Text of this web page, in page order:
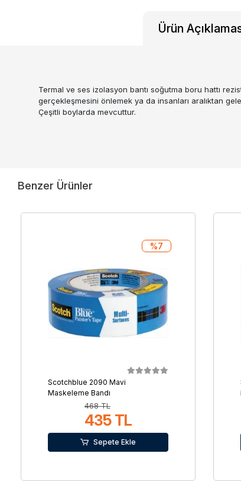
Ürün
Termal ve ses izolasyon bantı soğutma boru hattı
gerçekleşmesini önlemek ya da insanları aralıktan
Çeşitli boylarda mevcuttur.
Benzer Ürünler
Scotchblue 2090 Mavi
Maskeleme Bandı
468 TL
435 TL
%7
Sepete Ekle